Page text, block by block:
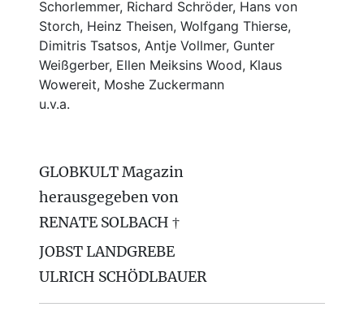
Schorlemmer, Richard Schröder, Hans von
Storch, Heinz Theisen, Wolfgang Thierse,
Dimitris Tsatsos, Antje Vollmer, Gunter
Weißgerber, Ellen Meiksins Wood, Klaus
Wowereit, Moshe Zuckermann
u.v.a.
GLOBKULT Magazin
herausgegeben von
RENATE SOLBACH †
JOBST LANDGREBE
ULRICH SCHÖDLBAUER